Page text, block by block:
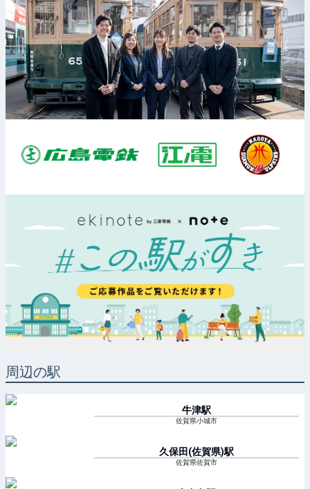
周辺の駅
牛津駅
佐賀県小城市
久保田(佐賀県)駅
佐賀県佐賀市